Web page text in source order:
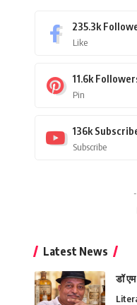
235.3k
Like
11.6k
Pin
136k
Subscribe
Latest News
डॉ